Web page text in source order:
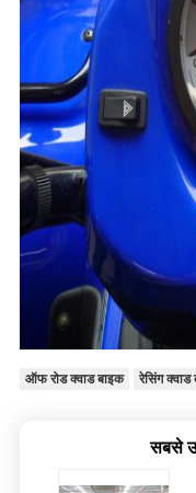
ऑफ रोड क्वाड बाइक रेसिंग क्वाड
सबसे